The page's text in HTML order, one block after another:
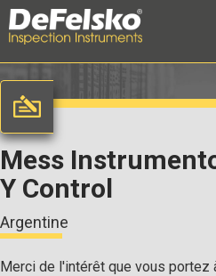
Mess
Y Control
Argentine
Merci de l'intérêt que vous portez